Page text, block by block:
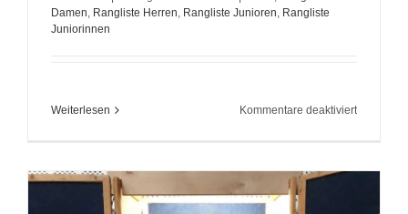
Damen, Rangliste Herren, Rangliste Junioren, Rangliste
Juniorinnen
Weiterlesen Kommentare deaktiviertfür